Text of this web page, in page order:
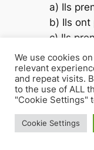
a) Ils
b) Ils ont
c) Ils
d) Ils
français?
a) Choisir
b)
c)
We use cookies
relevant
and repeat visits.
to the use of ALL
"Cookie Settings"
Cookie Settings